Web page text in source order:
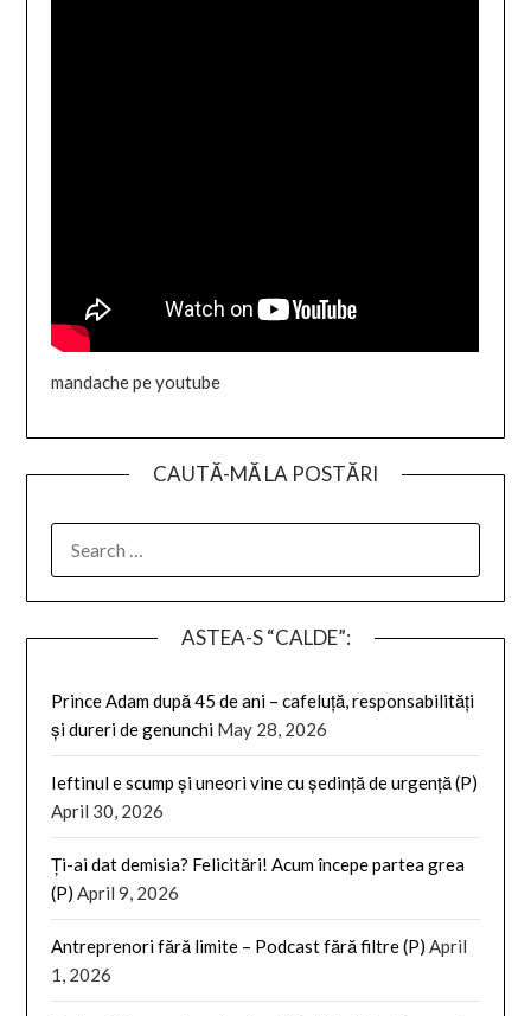
mandache pe youtube
CAUTĂ-MĂ LA POSTĂRI
FOR:
ASTEA-S “CALDE”:
Prince Adam după 45 de ani – cafeluță, responsabilități
și dureri de genunchi May 28, 2026
Ieftinul e scump și uneori vine cu ședință de urgență (P)
April 30, 2026
Ți-ai dat demisia? Felicitări! Acum începe partea grea
(P) April 9, 2026
Antreprenori fără limite – Podcast fără filtre (P) April
1, 2026